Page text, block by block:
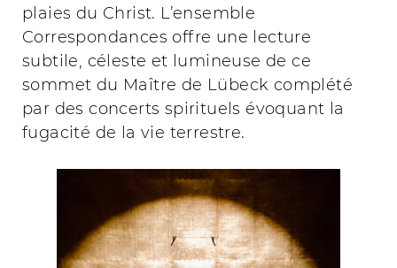
plaies du Christ. L’ensemble
Correspondances offre une lecture
subtile, céleste et lumineuse de ce
sommet du Maître de Lübeck complété
par des concerts spirituels évoquant la
fugacité de la vie terrestre.